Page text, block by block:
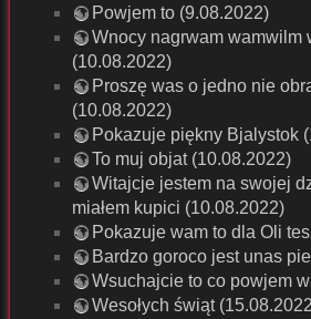
Powjem to (9.08.2022)
Wnocy nagrwam wamwilm
(10.08.2022)
Proszę was o jedno nie
(10.08.2022)
Pokazuje piękny Bjalystok
To muj objat (10.08.2022)
Witajcje jestem na swojej
miałem kupici (10.08.2022)
Pokazuje wam to dla Oli
Bardzo goroco jest unas
Wsuchajcie to co powjem
Wesołych świąt